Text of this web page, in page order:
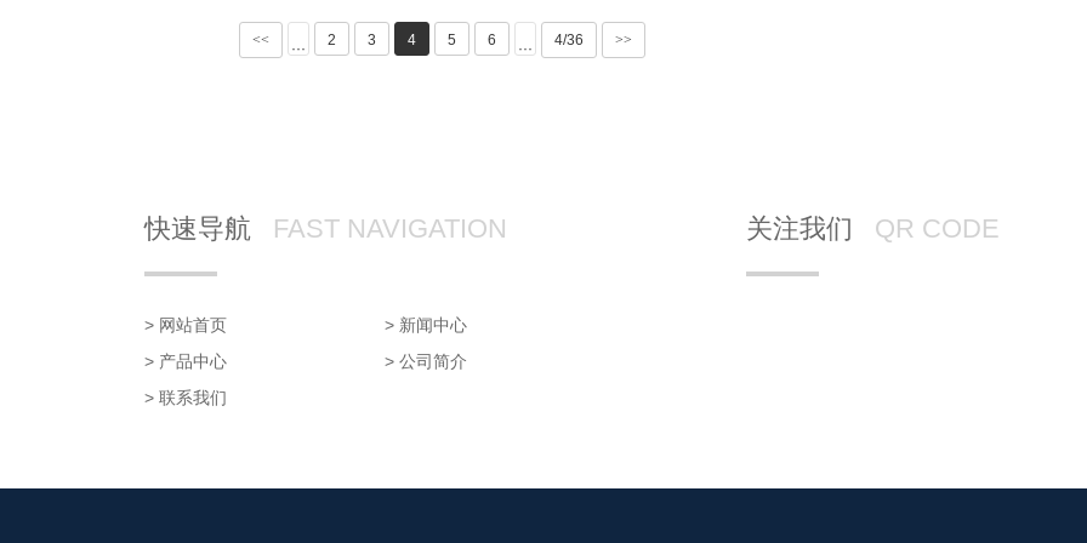
<< ··· 2 3 4 5 6 ··· 4/36 >>
快速导航 FAST NAVIGATION
> 网站首页
> 新闻中心
> 产品中心
> 公司简介
> 联系我们
关注我们 QR CODE